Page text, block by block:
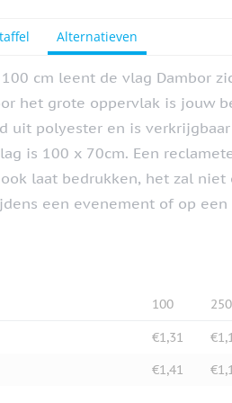
Alternatieven
cm leent de vlag Dambor
het grote oppervlak is jouw
uit polyester en is
is 100 x 70cm. Een
laat bedrukken, het zal
een evenement of op
100 250
€1,31
€1,41